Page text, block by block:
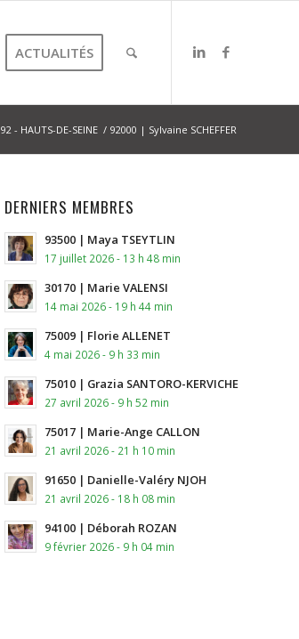
ACTUALITÉS
92 - HAUTS-DE-SEINE / 92000 | Sylvaine SCHEFFER
DERNIERS MEMBRES
93500 | Maya TSEYTLIN
17 juillet 2026 - 13 h 48 min
30170 | Marie VALENSI
14 mai 2026 - 19 h 44 min
75009 | Florie ALLENET
4 mai 2026 - 9 h 33 min
75010 | Grazia SANTORO-KERVICHE
27 avril 2026 - 9 h 52 min
75017 | Marie-Ange CALLON
21 avril 2026 - 21 h 10 min
91650 | Danielle-Valéry NJOH
21 avril 2026 - 18 h 08 min
94100 | Déborah ROZAN
9 février 2026 - 9 h 04 min